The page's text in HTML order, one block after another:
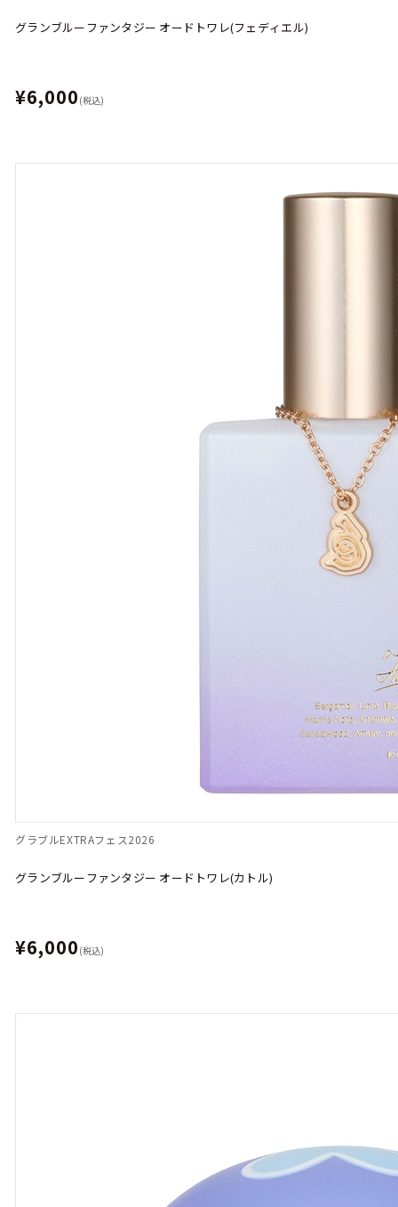
グランブルーファンタジー オードトワレ(フェディエル)
¥6,000 (税込)
グラブルEXTRAフェス2026
グランブルーファンタジー オードトワレ(カトル)
¥6,000 (税込)